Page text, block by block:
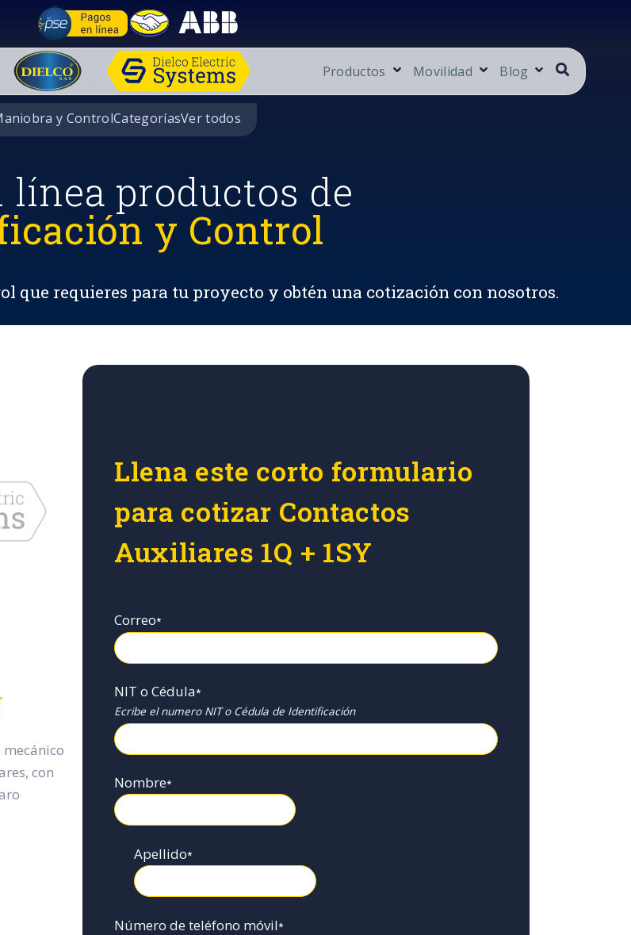
Productos Movilidad Blog
y ControlCategoríasVer todos
línea productos de
y Control
que requieres para tu proyecto y obtén una cotización con nosotros.
con
Llena este corto formulario
para cotizar Contactos
Auxiliares 1Q + 1SY
Correo*
NIT o Cédula*
Ecribe el numero NIT o Cédula de Identificación
Nombre*
Apellido*
Número de teléfono móvil*